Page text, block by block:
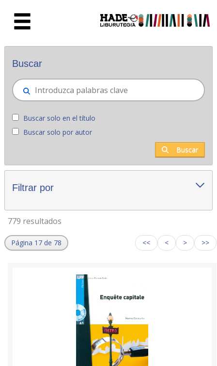
Novedades - Liburutegia
Buscar
Buscar solo en el título
Buscar solo por autor
Buscar
Filtrar por
779 resultados
Página 17 de 78 << < > >>